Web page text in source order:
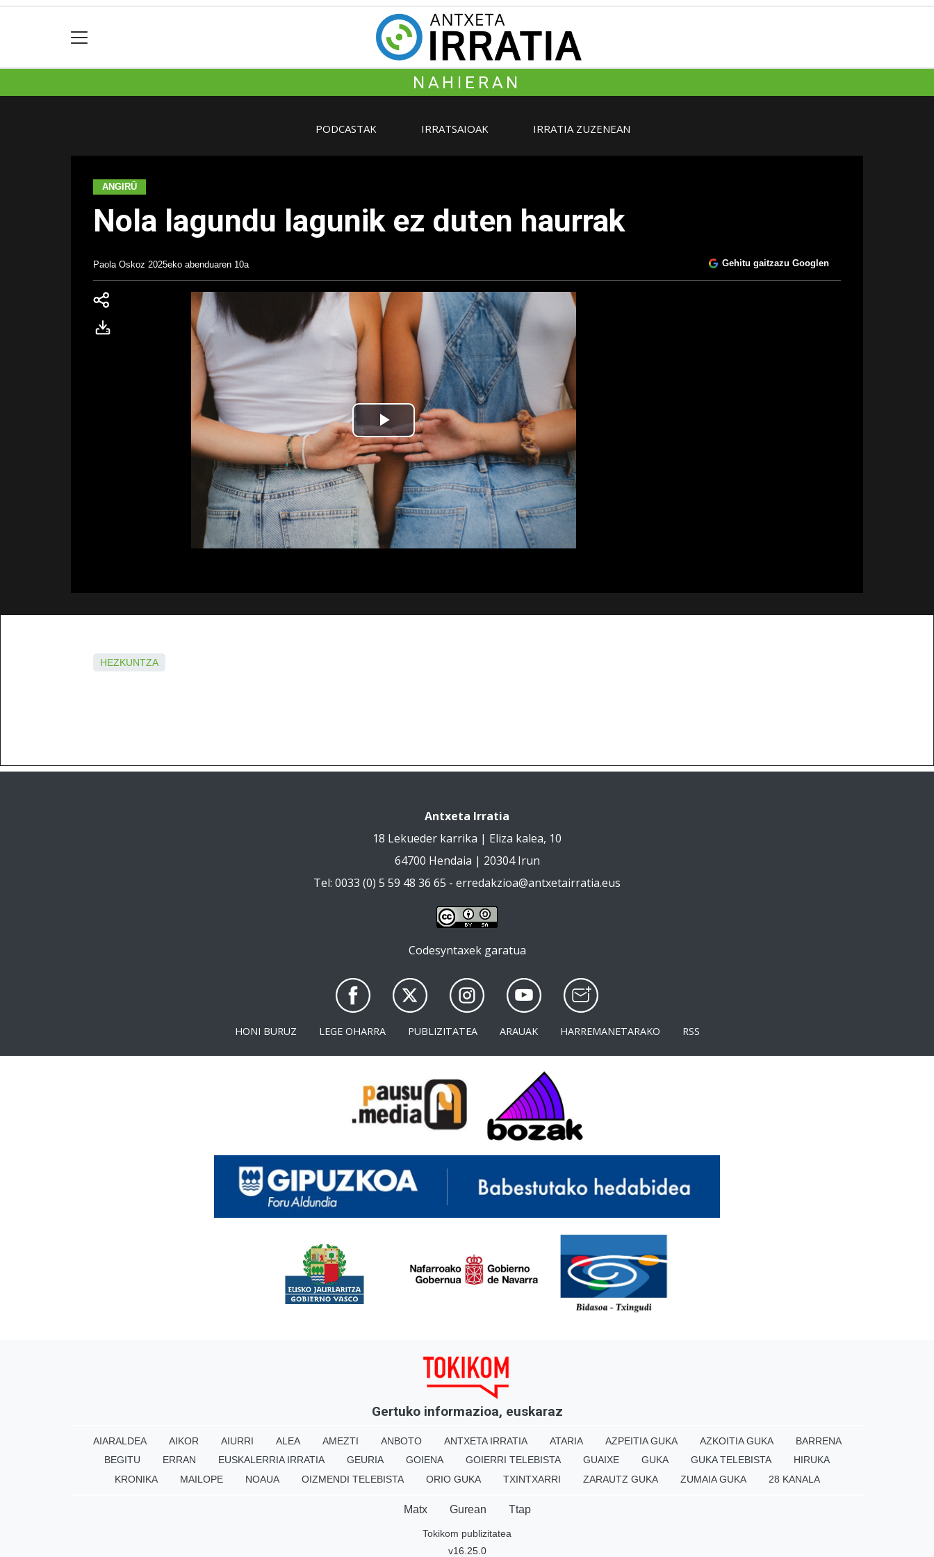
NAHIERAN
PODCASTAK IRRATSAIOAK IRRATIA ZUZENEAN
ANGIRŪ
Nola lagundu lagunik ez duten haurrak
Paola Oskoz 2025eko abenduaren 10a Gehitu gaitzazu Googlen
HEZKUNTZA
Antxeta Irratia
18 Lekueder karrika | Eliza kalea, 10
64700 Hendaia | 20304 Irun
Tel: 0033 (0) 5 59 48 36 65 - erredakzioa@antxetairratia.eus
Codesyntaxek garatua
HONI BURUZ LEGE OHARRA PUBLIZITATEA ARAUAK HARREMANETARAKO RSS
Gertuko informazioa, euskaraz
AIARALDEA AIKOR AIURRI ALEA AMEZTI ANBOTO ANTXETA IRRATIA ATARIA AZPEITIA GUKA AZKOITIA GUKA
BARRENA
BEGITU
ERRAN EUSKALERRIA IRRATIA GEURIA GOIENA GOIERRI TELEBISTA GUAIXE GUKA GUKA TELEBISTA
HIRUKA
KRONIKA
MAILOPE NOAUA OIZMENDI TELEBISTA ORIO GUKA TXINTXARRI ZARAUTZ GUKA ZUMAIA GUKA 28 KANALA
Matx Gurean Ttap
Tokikom publizitatea
v16.25.0